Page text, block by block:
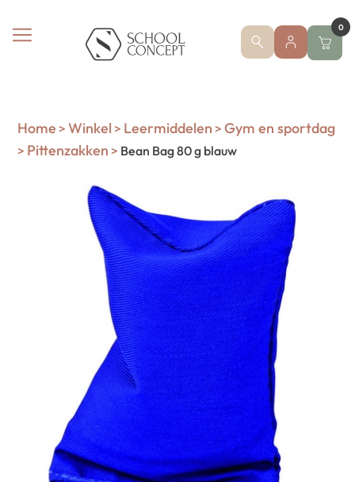
0
Home > Winkel > Leermiddelen > Gym en sportdag
> Pittenzakken > Bean Bag 80 g blauw